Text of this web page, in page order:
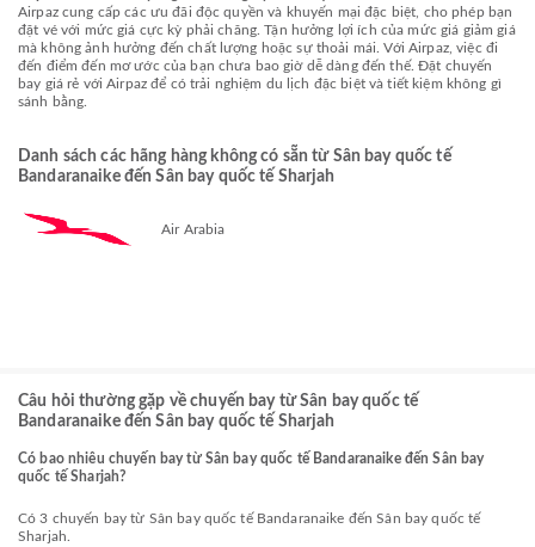
Airpaz cung cấp các ưu đãi độc quyền và khuyến mại đặc biệt, cho phép bạn
đặt vé với mức giá cực kỳ phải chăng. Tận hưởng lợi ích của mức giá giảm giá
mà không ảnh hưởng đến chất lượng hoặc sự thoải mái. Với Airpaz, việc đi
đến điểm đến mơ ước của bạn chưa bao giờ dễ dàng đến thế. Đặt chuyến
bay giá rẻ với Airpaz để có trải nghiệm du lịch đặc biệt và tiết kiệm không gì
sánh bằng.
Danh sách các hãng hàng không có sẵn từ Sân bay quốc tế
Bandaranaike đến Sân bay quốc tế Sharjah
Air Arabia
Câu hỏi thường gặp về chuyến bay từ Sân bay quốc tế
Bandaranaike đến Sân bay quốc tế Sharjah
Có bao nhiêu chuyến bay từ Sân bay quốc tế Bandaranaike đến Sân bay
quốc tế Sharjah?
Có 3 chuyến bay từ Sân bay quốc tế Bandaranaike đến Sân bay quốc tế
Sharjah.